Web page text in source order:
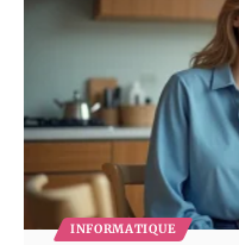
INFORMATIQUE